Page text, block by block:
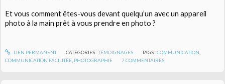
Et vous comment êtes-vous devant quelqu’un avec un appareil
photo à la main prêt à vous prendre en photo ?
LIEN PERMANENT CATÉGORIES :TÉMOIGNAGES TAGS :COMMUNICATION
COMMUNICATION FACILITÉE PHOTOGRAPHIE 7COMMENTAIRES